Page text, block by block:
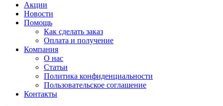
Акции
Новости
Помощь
Как сделать заказ
Оплата и получение
Компания
О нас
Статьи
Политика конфиденциальности
Пользовательское соглашение
Контакты